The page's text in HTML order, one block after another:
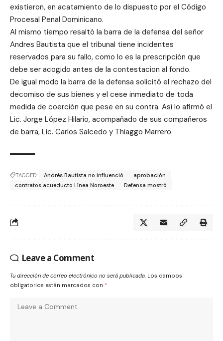
existieron, en acatamiento de lo dispuesto por el Código
Procesal Penal Dominicano.
Al mismo tiempo resaltó la barra de la defensa del señor
Andres Bautista que el tribunal tiene incidentes
reservados para su fallo, como lo es la prescripción que
debe ser acogido antes de la contestacion al fondo.
De igual modo la barra de la defensa solicitó el rechazo del
decomiso de sus bienes y el cese inmediato de toda
medida de coerción que pese en su contra. Así lo afirmó el
Lic. Jorge López Hilario, acompañado de sus compañeros
de barra, Lic. Carlos Salcedo y Thiaggo Marrero.
TAGGED: Andrés Bautista no influenció
aprobación
contratos acueducto Línea Noroeste
Defensa mostró
Leave a Comment
Tu dirección de correo electrónico no será publicada. Los campos
obligatorios están marcados con *